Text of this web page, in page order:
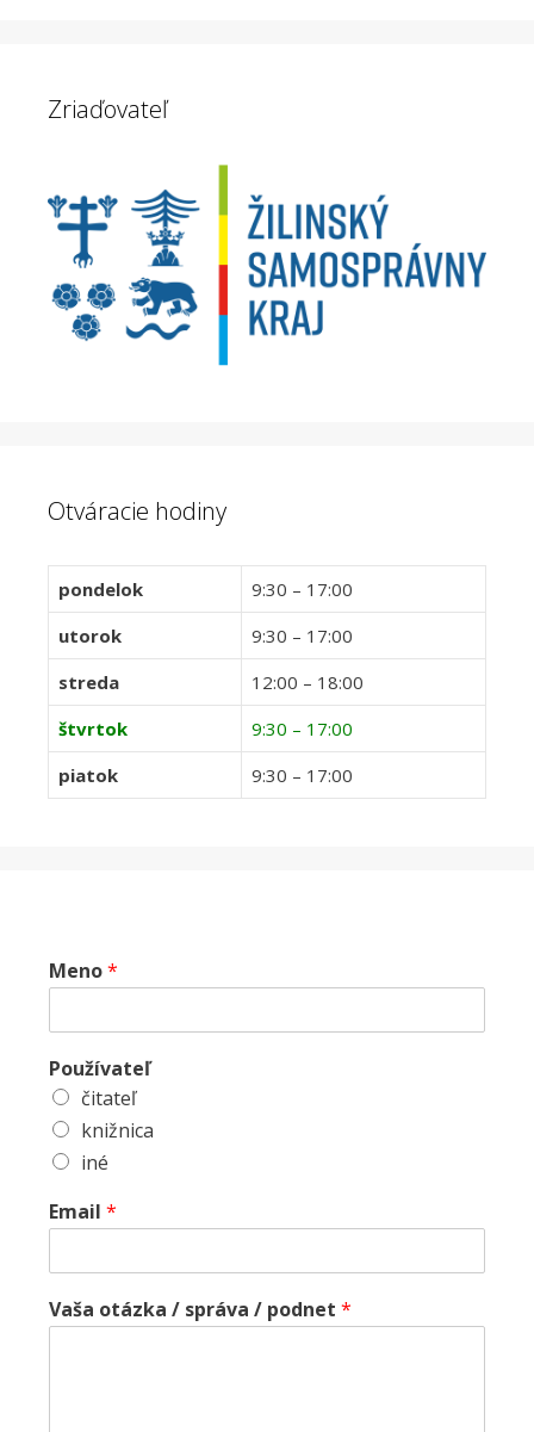
Zriaďovateľ
Otváracie hodiny
pondelok
9:30 – 17:00
utorok
9:30 – 17:00
streda
12:00 – 18:00
štvrtok
9:30 – 17:00
piatok
9:30 – 17:00
Meno*
Používateľ
čitateľ
knižnica
iné
Email *
Vaša otázka / správa / podnet *